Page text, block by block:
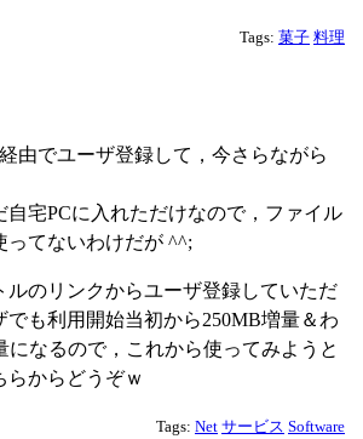
Tags: 菓子 料理
経由でユーザ登録して，今さらながら
自宅PCに入れただけなので，ファイル
ってないわけだが ^^;
ルのリンクからユーザ登録していただ
でも利用開始当初から250MB増量＆わ
になるので，これから使ってみようと
らからどうぞｗ
Tags: Net サービス Software